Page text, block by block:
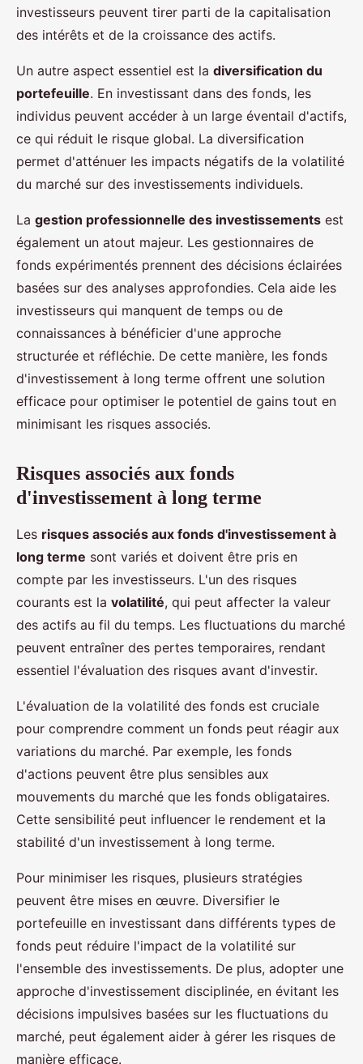
investisseurs peuvent tirer parti de la capitalisation
des intérêts et de la croissance des actifs.
Un autre aspect essentiel est la diversification du
portefeuille. En investissant dans des fonds, les
individus peuvent accéder à un large éventail d'actifs,
ce qui réduit le risque global. La diversification
permet d'atténuer les impacts négatifs de la volatilité
du marché sur des investissements individuels.
La gestion professionnelle des investissements est
également un atout majeur. Les gestionnaires de
fonds expérimentés prennent des décisions éclairées
basées sur des analyses approfondies. Cela aide les
investisseurs qui manquent de temps ou de
connaissances à bénéficier d'une approche
structurée et réfléchie. De cette manière, les fonds
d'investissement à long terme offrent une solution
efficace pour optimiser le potentiel de gains tout en
minimisant les risques associés.
Risques associés aux fonds
d'investissement à long terme
Les risques associés aux fonds d'investissement à
long terme sont variés et doivent être pris en
compte par les investisseurs. L'un des risques
courants est la volatilité, qui peut affecter la valeur
des actifs au fil du temps. Les fluctuations du marché
peuvent entraîner des pertes temporaires, rendant
essentiel l'évaluation des risques avant d'investir.
L'évaluation de la volatilité des fonds est cruciale
pour comprendre comment un fonds peut réagir aux
variations du marché. Par exemple, les fonds
d'actions peuvent être plus sensibles aux
mouvements du marché que les fonds obligataires.
Cette sensibilité peut influencer le rendement et la
stabilité d'un investissement à long terme.
Pour minimiser les risques, plusieurs stratégies
peuvent être mises en œuvre. Diversifier le
portefeuille en investissant dans différents types de
fonds peut réduire l'impact de la volatilité sur
l'ensemble des investissements. De plus, adopter une
approche d'investissement disciplinée, en évitant les
décisions impulsives basées sur les fluctuations du
marché, peut également aider à gérer les risques de
manière efficace.